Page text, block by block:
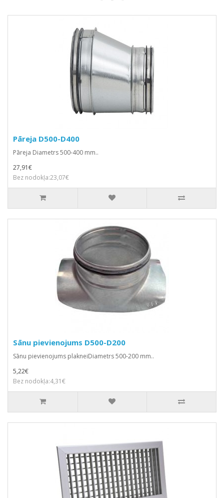
Pāreja D500-D400
Pāreja Diametrs 500-400 mm..
27,91€
Bez nodokļa:23,07€
Sānu pievienojums D500-D200
Sānu pievienojums plakneiDiametrs 500-200 mm..
5,22€
Bez nodokļa:4,31€